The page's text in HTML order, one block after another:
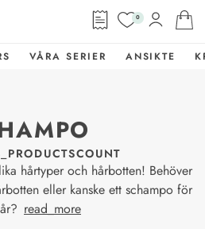
0
VÅRA SERIER ANSIKTE
hårtyper och hårbotten! Behöver
eller kanske ett schampo för
read_more